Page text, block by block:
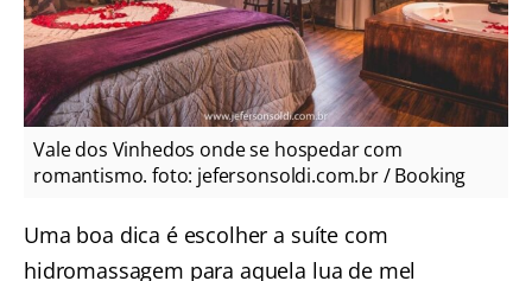
Vale dos Vinhedos onde se hospedar com
romantismo. foto: jefersonsoldi.com.br / Booking
Uma boa dica é escolher a suíte com
hidromassagem para aquela lua de mel